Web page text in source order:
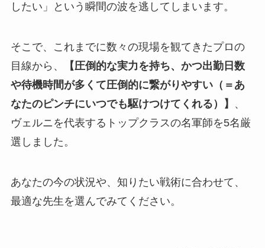
したい」という瞬間の波を逃してしまいます。
そこで、これまでに数々の現場を観てきたプロの
目線から、
【圧倒的な実力を持ち、かつ出勤日数
や待機時間が多くて圧倒的に繋がりやすい（＝あ
なたのピンチにいつでも駆けつけてくれる）】
、
ヴェルニを代表するトップクラスの名軍師を5名厳
選しました。
あなたの今の状況や、知りたい戦術に合わせて、
最適な先生を選んでみてください。